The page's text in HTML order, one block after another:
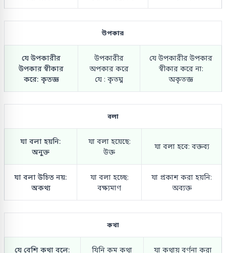
উপকার
যে উপকারীর
উপকার স্বীকার
করে: কৃতজ্ঞ
উপকারীর
অপকার করে
যে : কৃতঘ্ন
যে উপকারীর উপকার
স্বীকার করে না:
অকৃতজ্ঞ
বলা
যা বলা হয়নি:
অনুক্ত
যা বলা হয়েছে:
উক্ত
যা বলা হবে: বক্তব্য
যা বলা উচিত নয়:
অকথ্য
যা বলা হচ্ছে:
বক্ষ্যমাণ
যা প্রকাশ করা হয়নি:
অব্যক্ত
কথা
যে বেশি কথা বলে: যিনি কম কথা যা কথায় বর্ণনা করা